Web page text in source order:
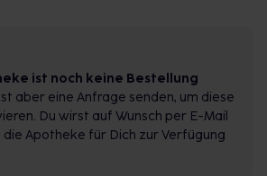
ist noch keine Bestellung
aber eine Anfrage senden, um diese
Du wirst auf Wunsch per E-Mail
Apotheke für Dich zur Verfügung